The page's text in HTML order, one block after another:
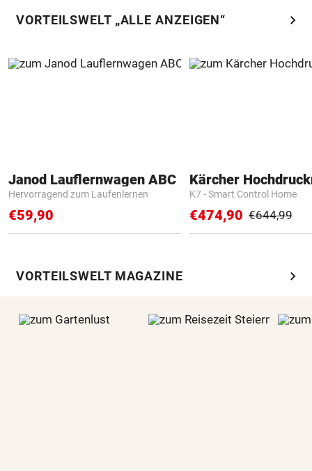
VORTEILSWELT „ALLE ANZEIGEN“ chevron_right
Janod Lauflernwagen ABC
Hervorragend zum Laufenlernen
€59,90
Kärcher
K7 - Smart Control Home
€474,90 €644,99
VORTEILSWELT MAGAZINE chevron_right